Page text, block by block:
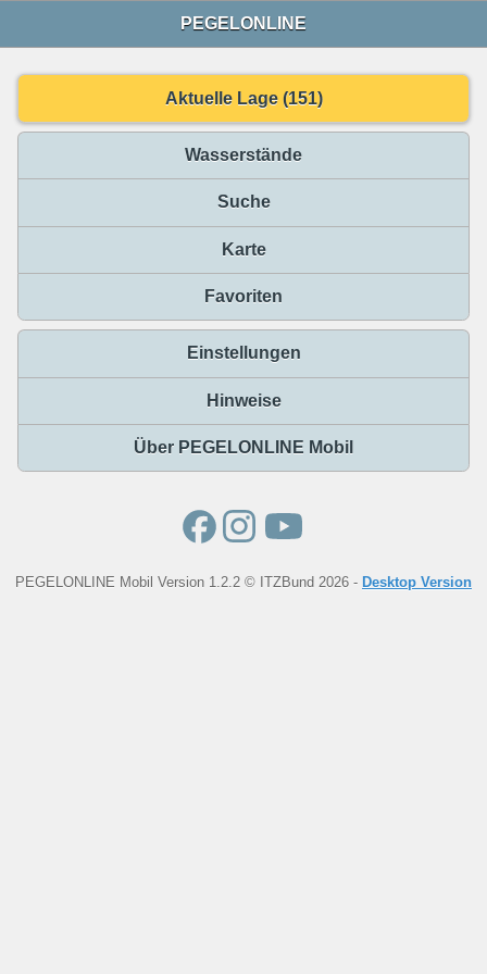
PEGELONLINE
Aktuelle Lage (151)
Wasserstände
Suche
Karte
Favoriten
Einstellungen
Hinweise
Über PEGELONLINE Mobil
PEGELONLINE Mobil Version 1.2.2 © ITZBund 2026 - Desktop Version